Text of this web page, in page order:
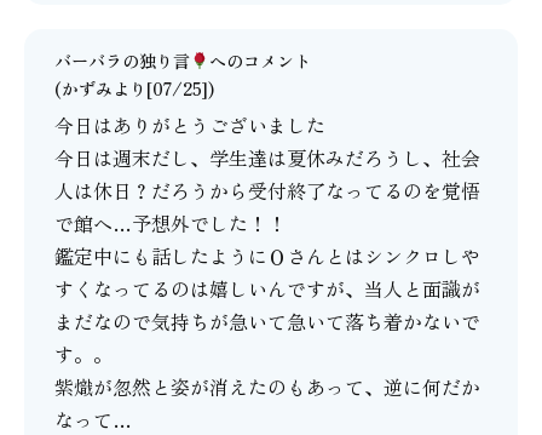
バーバラの独り言
へのコメント
(かずみより[07/25])
今日はありがとうございました
今日は週末だし、学生達は夏休みだろうし、社会
人は休日？だろうから受付終了なってるのを覚悟
で館へ…予想外でした！！
鑑定中にも話したようにＯさんとはシンクロしや
すくなってるのは嬉しいんですが、当人と面識が
まだなので気持ちが急いて急いて落ち着かないで
す。。
紫熾が忽然と姿が消えたのもあって、逆に何だか
なって…